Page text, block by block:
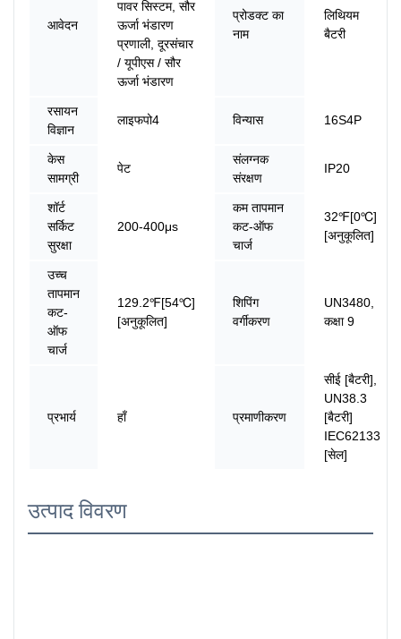
आवेदन
पावर सिस्टम, सौर
ऊर्जा भंडारण
प्रणाली, दूरसंचार
/ यूपीएस / सौर
ऊर्जा भंडारण
प्रोडक्ट का
नाम
लिथियम
बैटरी
रसायन
विज्ञान
लाइफपो4 विन्यास 16S4P
केस
सामग्री
पेट
संलग्नक
संरक्षण
IP20
शॉर्ट
सर्किट
सुरक्षा
200-400μs
कम तापमान
कट-ऑफ
चार्ज
32℉[0℃]
[अनुकूलित]
उच्च
तापमान
कट-
ऑफ
चार्ज
129.2℉[54℃]
[अनुकूलित]
शिपिंग
वर्गीकरण
UN3480,
कक्षा 9
प्रभार्य हाँ प्रमाणीकरण
सीई [बैटरी],
UN38.3
[बैटरी]
IEC62133
[सेल]
उत्पाद विवरण